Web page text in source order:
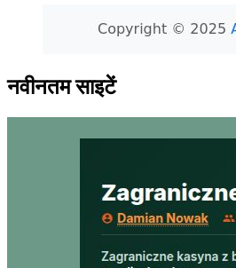
नवीनतम साइटें